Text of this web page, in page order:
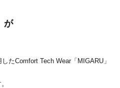
が
たComfort Tech Wear「MIGARU」